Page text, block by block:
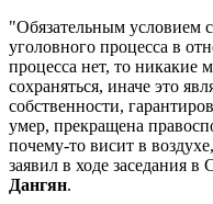
"Обязательным условием
уголовного процесса в
процесса нет, то никакие
сохраняться, иначе это
собственности,
умер, прекращена
почему-то висит в
заявил в ходе заседания в
Дангян.